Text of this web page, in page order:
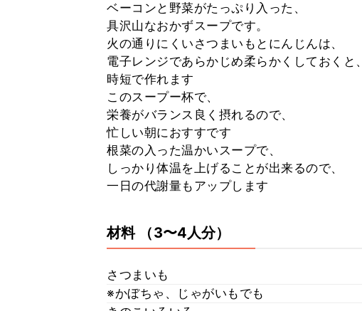
ベーコンと野菜がたっぷり入った、
具沢山なおかずスープです。
火の通りにくいさつまいもとにんじんは、
電子レンジであらかじめ柔らかくしておくと、
時短で作れます
このスープー杯で、
栄養がバランス良く摂れるので、
忙しい朝におすすです
根菜の入った温かいスープで、
しっかり体温を上げることが出来るので、
一日の代謝量もアップします
材料 （3〜4人分）
さつまいも
※かぼちゃ、じゃがいもでも